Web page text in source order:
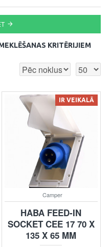
KRITĒRIJIEM
IR VEIKALĀ
Camper
HABA FEED-IN
SOCKET CEE 17 70 X
135 X 65 MM